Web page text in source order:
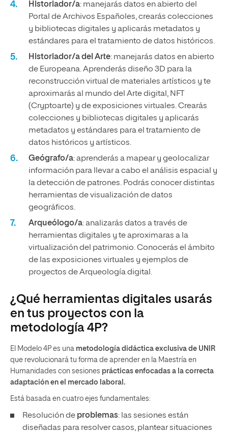
Historiador/a: manejarás datos en abierto del
Portal de Archivos Españoles, crearás colecciones
y bibliotecas digitales y aplicarás metadatos y
estándares para el tratamiento de datos históricos.
Historiador/a del Arte: manejarás datos en abierto
de Europeana. Aprenderás diseño 3D para la
reconstrucción virtual de materiales artísticos y te
aproximarás al mundo del Arte digital, NFT
(Cryptoarte) y de exposiciones virtuales. Crearás
colecciones y bibliotecas digitales y aplicarás
metadatos y estándares para el tratamiento de
datos históricos y artísticos.
Geógrafo/a: aprenderás a mapear y geolocalizar
información para llevar a cabo el análisis espacial y
la detección de patrones. Podrás conocer distintas
herramientas de visualización de datos
geográficos.
Arqueólogo/a: analizarás datos a través de
herramientas digitales y te aproximaras a la
virtualización del patrimonio. Conocerás el ámbito
de las exposiciones virtuales y ejemplos de
proyectos de Arqueología digital.
¿Qué herramientas digitales usarás
en tus proyectos con la
metodología 4P?
El Modelo 4P es una metodología didáctica exclusiva de UNIR
que revolucionará tu forma de aprender en la Maestría en
Humanidades con sesiones prácticas enfocadas a la correcta
adaptación en el mercado laboral.
Está basada en cuatro ejes fundamentales:
Resolución de problemas: las sesiones están
diseñadas para resolver casos, plantear situaciones